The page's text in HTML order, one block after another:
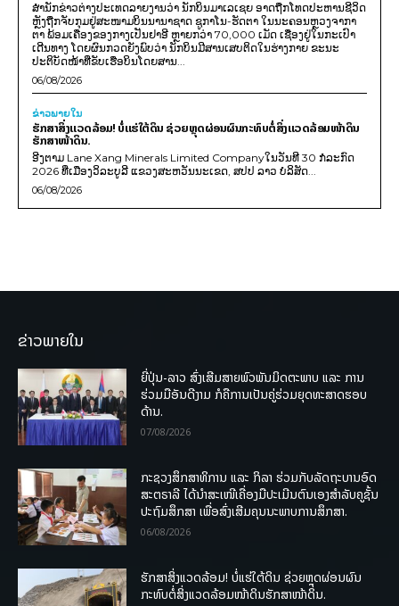
ສຳນັກຂ່າວຕ່າງປະເທດລາຍງານວ່າ ນັກບິນມາເລເຊຍ ອາດຖືກໂທດປະຫານຊີວິດ
ຫຼັງຖືກຈັບກຸມຢູ່ສະໜາມບິນນານາຊາດ ຊູກາໂນ-ຮັດຕາ ໃນນະຄອນຫຼວງຈາກາ
ຕາ ພ້ອມເຄື່ອງຂອງກາງເປັນຢາອີ ຫຼາຍກວ່າ 70,000 ເມັດ ເຊື່ອງຢູ່ໃນກະເປົາ
ເດີນທາງ ໂດຍຜົນກວດຍັງພົບວ່າ ນັກບິນມີສານເສບຕິດໃນຮ່າງກາຍ ຂະນະ
ປະຕິບັດໜ້າທີ່ຂັບເຮືອບິນໂດຍສານ...
06/08/2026
ຂ່າວພາຍ​ໃນ
ຮັກສາສິ່ງແວດລ້ອມ! ບໍ່ແຮ່ໃຕ້ດິນ ຊ່ວຍຫຼຸດຜ່ອນຜົນກະທົບຕໍ່ສິ່ງແວດລ້ອມໜ້າດິນ
ຮັກສາໜ້າດິນ.
ອີງຕາມ Lane Xang Minerals Limited Companyໃນວັນທີ 30 ກໍລະກົດ
2026 ທີ່ເມືອງວິລະບູລີ ແຂວງສະຫວັນນະເຂດ, ສປປ ລາວ ບໍລິສັດ...
06/08/2026
ຂ່າວພາຍໃນ
ຍີ່ປຸ່ນ-ລາວ ສົ່ງເສີມສາຍພົວພັນມິດຕະພາບ ແລະ ການ
ຮ່ວມມືອັນດີງາມ ກໍຄືການເປັນຄູ່ຮ່ວມຍຸດທະສາດຮອບ
ດ້ານ.
07/08/2026
ກະຊວງສຶກສາທິການ ແລະ ກິລາ ຮ່ວມກັບລັດຖະບານອົດ
ສະຕຣາລີ ໄດ້ນຳສະເໜີເຄື່ອງມືປະເມີນຕົນເອງສຳລັບຄູຊັ້ນ
ປະຖົມສຶກສາ ເພື່ອສົ່ງເສີມຄຸນນະພາບການສຶກສາ.
06/08/2026
ຮັກສາສິ່ງແວດລ້ອມ! ບໍ່ແຮ່ໃຕ້ດິນ ຊ່ວຍຫຼຸດຜ່ອນຜົນ
ກະທົບຕໍ່ສິ່ງແວດລ້ອມໜ້າດິນຮັກສາໜ້າດິນ.